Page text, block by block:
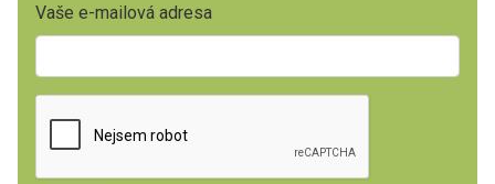
Vaše e-mailová adresa